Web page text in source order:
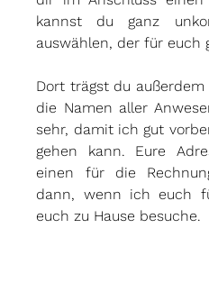
kannst du ganz
auswählen, der für euch
Dort trägst du
die Namen aller
sehr, damit ich gut
gehen kann. Eure
einen für die
dann, wenn ich euch
euch zu Hause besuche.